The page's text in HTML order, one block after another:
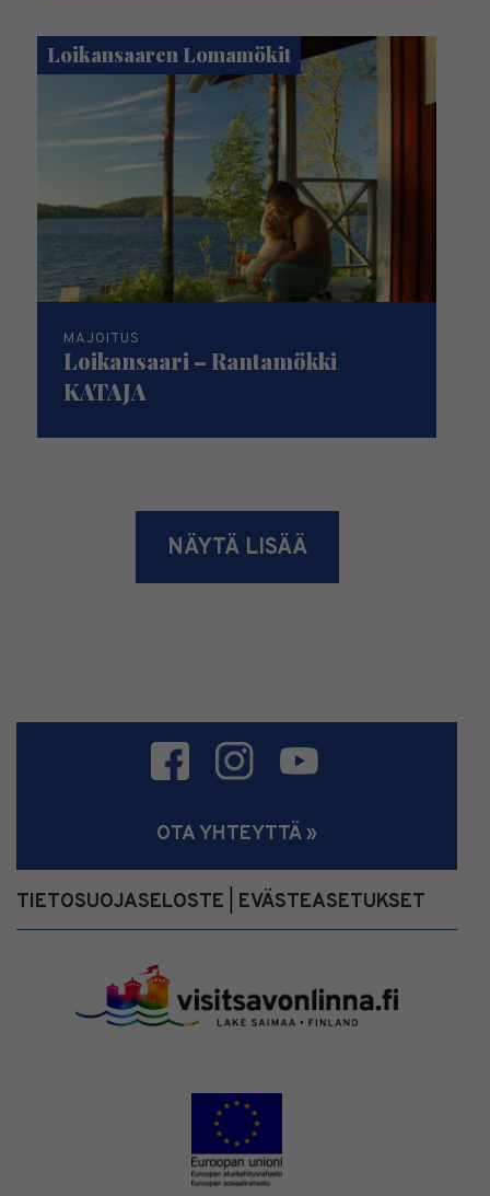
Loikansaaren Lomamökit
MAJOITUS
Loikansaari – Rantamökki
KATAJA
NÄYTÄ LISÄÄ
OTA YHTEYTTÄ »
TIETOSUOJASELOSTE EVÄSTEASETUKSET